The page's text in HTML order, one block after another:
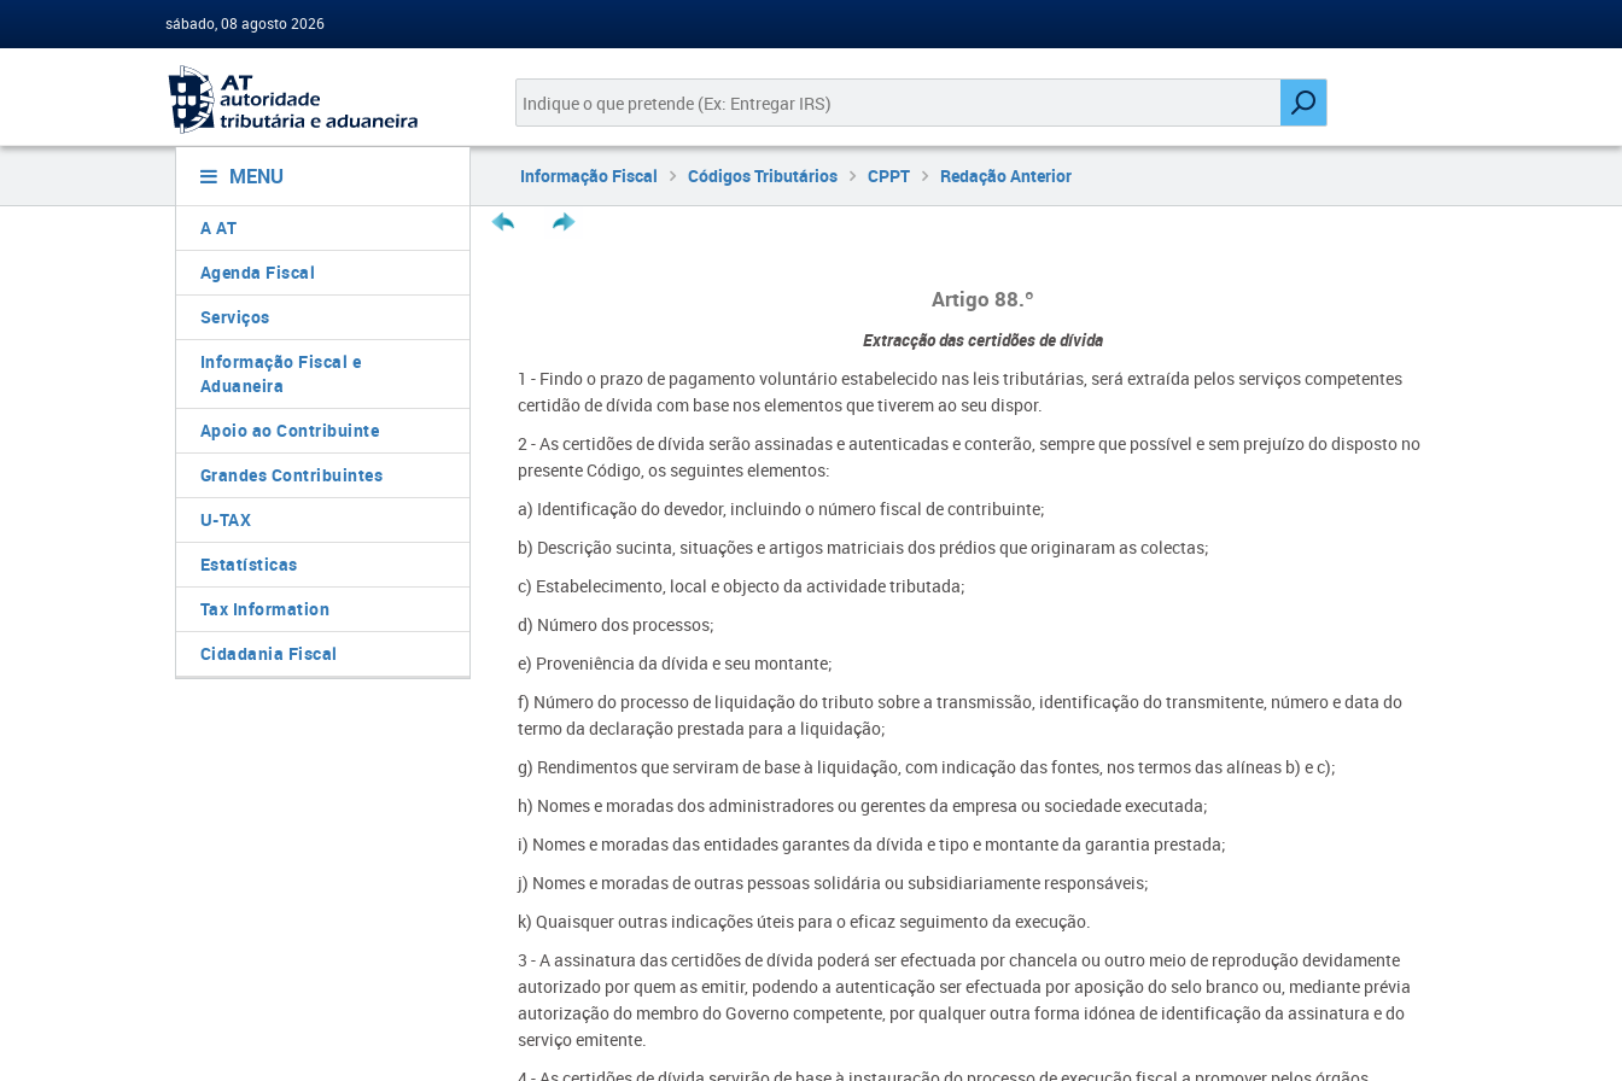
sábado, 08 agosto 2026
MENU
A AT
Agenda Fiscal
Serviços
Informação Fiscal e
Aduaneira
Apoio ao Contribuinte
Grandes Contribuintes
U-TAX
Estatísticas
Tax Information
Cidadania Fiscal
Informação Fiscal Códigos Tributários CPPT Redação Anterior
Artigo 88.º
Extracção das certidões de dívida
1 - Findo o prazo de pagamento voluntário estabelecido nas leis tributárias, será extraída pelos serviços competentes
certidão de dívida com base nos elementos que tiverem ao seu dispor.
2 - As certidões de dívida serão assinadas e autenticadas e conterão, sempre que possível e sem prejuízo do disposto no
presente Código, os seguintes elementos:
a) Identificação do devedor, incluindo o número fiscal de contribuinte;
b) Descrição sucinta, situações e artigos matriciais dos prédios que originaram as colectas;
c) Estabelecimento, local e objecto da actividade tributada;
d) Número dos processos;
e) Proveniência da dívida e seu montante;
f) Número do processo de liquidação do tributo sobre a transmissão, identificação do transmitente, número e data do
termo da declaração prestada para a liquidação;
g) Rendimentos que serviram de base à liquidação, com indicação das fontes, nos termos das alíneas b) e c);
h) Nomes e moradas dos administradores ou gerentes da empresa ou sociedade executada;
i) Nomes e moradas das entidades garantes da dívida e tipo e montante da garantia prestada;
j) Nomes e moradas de outras pessoas solidária ou subsidiariamente responsáveis;
k) Quaisquer outras indicações úteis para o eficaz seguimento da execução.
3 - A assinatura das certidões de dívida poderá ser efectuada por chancela ou outro meio de reprodução devidamente
autorizado por quem as emitir, podendo a autenticação ser efectuada por aposição do selo branco ou, mediante prévia
autorização do membro do Governo competente, por qualquer outra forma idónea de identificação da assinatura e do
serviço emitente.